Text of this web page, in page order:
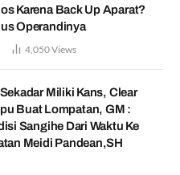
Karena Back Up Aparat?
Operandinya
4,050Views
Miliki Kans, Clear
Buat Lompatan, GM :
Sangihe Dari Waktu Ke
Meidi Pandean,SH